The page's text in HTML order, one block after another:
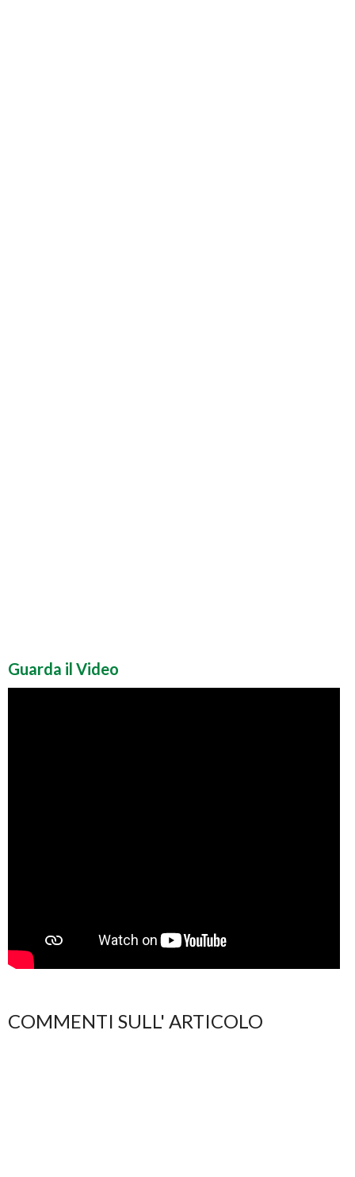
Guarda il Video
COMMENTI SULL' ARTICOLO